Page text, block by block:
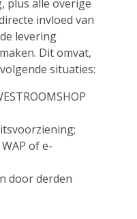
plus alle overige
invloed van
levering
Dit omvat,
situaties:
of e-
door derden